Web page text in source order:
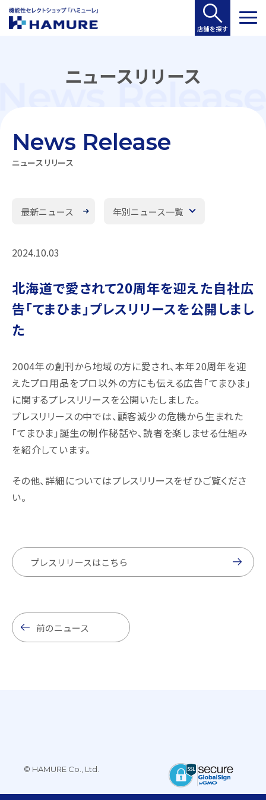
ニュースリリース
ニュースリリース
News Release
最新ニュース 年別ニュース一覧
2024.10.03
北海道で愛されて20周年を迎えた自社広
告「てまひま」プレスリリースを公開しまし
た
2004年の創刊から地域の方に愛され、本年20周年を迎
えたプロ用品をプロ以外の方にも伝える広告「てまひま」
に関するプレスリリースを公開いたしました。
プレスリリースの中では、顧客減少の危機から生まれた
「てまひま」誕生の制作秘話や、読者を楽しませる仕組み
を紹介しています。
その他、詳細についてはプレスリリースをぜひご覧くださ
い。
プレスリリースはこちら
前のニュース
© HAMURE Co., Ltd.